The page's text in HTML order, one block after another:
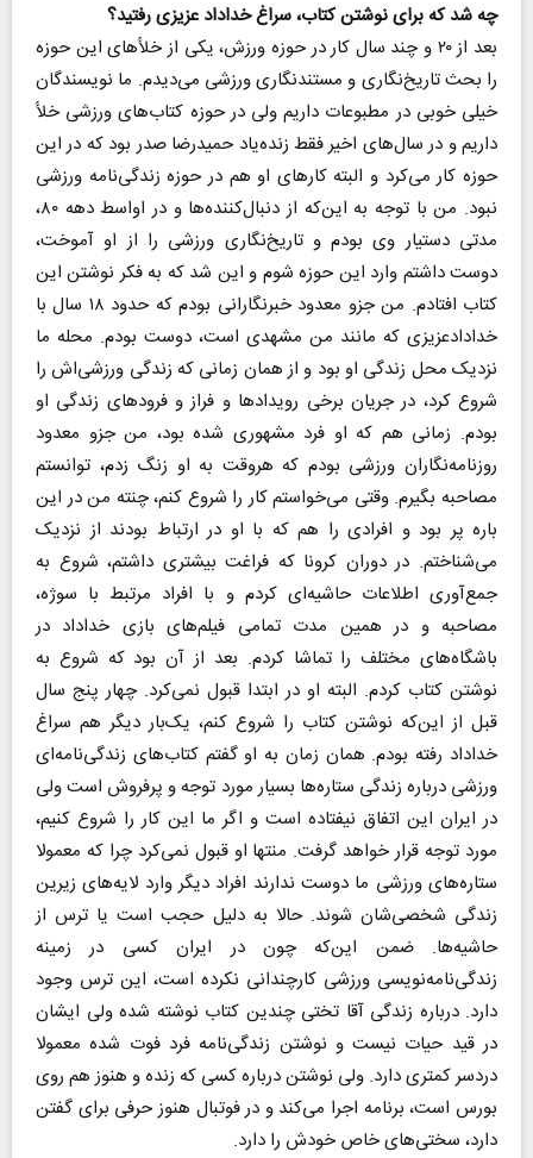
چه شد که برای نوشتن کتاب، سراغ خداداد عزیزی رفتید؟
بعد از ۲۰ و چند سال کار در حوزه ورزش، یکی از خلأهای این حوزه
را بحث تاریخ‌نگاری و مستندنگاری ورزشی می‌دیدم. ما نویسندگان
خیلی خوبی در مطبوعات داریم ولی در حوزه کتاب‌های ورزشی خلأ
داریم و در سال‌های اخیر فقط زنده‌یاد حمیدرضا صدر بود که در این
حوزه کار می‌کرد و البته کارهای او هم در حوزه زندگی‌نامه ورزشی
نبود. من با توجه به این‌که از دنبال‌کننده‌ها و در اواسط دهه ۸۰،
مدتی دستیار وی بودم و تاریخ‌نگاری ورزشی را از او آموخت،
دوست داشتم وارد این حوزه شوم و این شد که به فکر نوشتن این
کتاب افتادم. من جزو معدود خبرنگارانی بودم که حدود ۱۸ سال با
خدادادعزیزی که مانند من مشهدی است، دوست بودم. محله ما
نزدیک محل زندگی او بود و از همان زمانی که زندگی ورزشی‌اش را
شروع کرد، در جریان برخی رویدادها و فراز و فرودهای زندگی او
بودم. زمانی هم که او فرد مشهوری شده بود، من جزو معدود
روزنامه‌نگاران ورزشی بودم که هروقت به او زنگ زدم، توانستم
مصاحبه بگیرم. وقتی می‌خواستم کار را شروع کنم، چنته من در این
باره پر بود و افرادی را هم که با او در ارتباط بودند از نزدیک
می‌شناختم. در دوران کرونا که فراغت بیشتری داشتم، شروع به
جمع‌آوری اطلاعات حاشیه‌ای کردم و با افراد مرتبط با سوژه،
مصاحبه و در همین مدت تمامی فیلم‌های بازی‌ خداداد در
باشگاه‌های مختلف را تماشا کردم. بعد از آن بود که شروع به
نوشتن کتاب کردم. البته او در ابتدا قبول نمی‌کرد. چهار پنج سال
قبل از این‌که نوشتن کتاب را شروع کنم، یک‌بار دیگر هم سراغ
خداداد رفته بودم. همان زمان به او گفتم کتاب‌های زندگی‌نامه‌ای
ورزشی درباره زندگی ستاره‌ها بسیار مورد توجه و پرفروش است ولی
در ایران این اتفاق نیفتاده است و اگر ما این کار را شروع کنیم،
مورد توجه قرار خواهد گرفت. منتها او قبول نمی‌کرد چرا که معمولا
ستاره‌های ورزشی ما دوست ندارند افراد دیگر وارد لایه‌های زیرین
زندگی شخصی‌شان شوند. حالا به دلیل حجب است یا ترس از
حاشیه‌ها. ضمن این‌که چون در ایران کسی در زمینه
زندگی‌نامه‌نویسی ورزشی کارچندانی نکرده است، این ترس وجود
دارد. درباره زندگی آقا تختی چندین کتاب نوشته شده ولی ایشان
در قید حیات نیست و نوشتن زندگی‌نامه فرد فوت شده معمولا
دردسر کمتری دارد. ولی نوشتن درباره کسی که زنده و هنوز هم روی
بورس است، برنامه اجرا می‌کند و در فوتبال هنوز حرفی برای گفتن
دارد، سختی‌های خاص خودش را دارد.